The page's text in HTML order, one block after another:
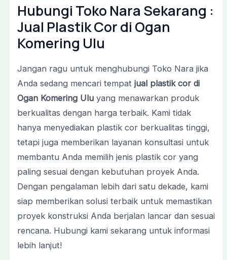
Hubungi Toko Nara Sekarang :
Jual Plastik Cor di Ogan
Komering Ulu
Jangan ragu untuk menghubungi Toko Nara jika
Anda sedang mencari tempat jual plastik cor di
Ogan Komering Uluyang menawarkan produk
berkualitas dengan harga terbaik. Kami tidak
hanya menyediakan plastik cor berkualitas tinggi,
tetapi juga memberikan layanan konsultasi untuk
membantu Anda memilih jenis plastik cor yang
paling sesuai dengan kebutuhan proyek Anda.
Dengan pengalaman lebih dari satu dekade, kami
siap memberikan solusi terbaik untuk memastikan
proyek konstruksi Anda berjalan lancar dan sesuai
rencana. Hubungi kami sekarang untuk informasi
lebih lanjut!